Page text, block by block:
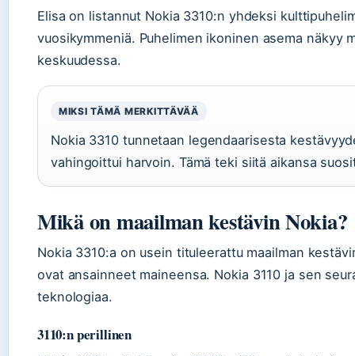
Elisa on listannut Nokia 3310:n yhdeksi
vuosikymmeniä. Puhelimen ikoninen asema näkyy
keskuudessa.
MIKSI TÄMÄ MERKITTÄVÄÄ
Nokia 3310 tunnetaan legendaarisesta
vahingoittui harvoin. Tämä teki siitä aikansa
Mikä on maailman kestävin Nokia?
Nokia 3310:a on usein tituleerattu maailman
ovat ansainneet maineensa. Nokia 3110 ja sen
teknologiaa.
3110:n perillinen